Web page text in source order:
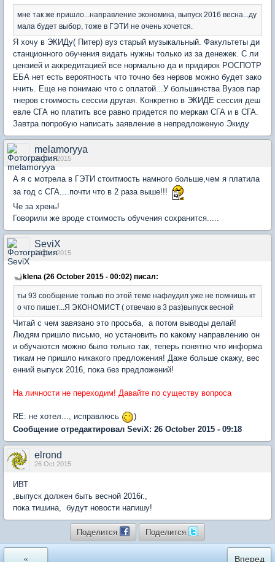
мне так же пришло...направление экономика, выпуск 2016 весна...ду
мала будет выбор, тоже в ГЭТИ не очень хочется.
Я хочу в ЭКИДу( Питер) вуз старый музыкальный. Факультеты ди
станционного обучения видать нужны только из за денежек. С ли
цензией и аккредитацией все нормально да и придирок РОСПОТР
ЕБА нет есть вероятность что точно без нервов можно будет зако
нчить. Еще не понимаю что с оплатой...У большинства Вузов пар
тнеров стоимость сессии другая. Конкретно в ЭКИДЕ сессия деш
евле СГА но платить все равно придется по меркам СГА и в СГА.
Завтра попробую написать заявление в непредложеную Экиду
melamoryya
26 Oct 2015
А я с мотрела в ГЭТИ стоитмость намного больше,чем я платила
за год с СГА....почти что в 2 раза выше!!!
Че за хрень!
Говорили же вроде стоимость обучения сохранится.....
SeviX
26 Oct 2015
klena (26 October 2015 - 00:02) писал:
ты 93 сообщение только по этой теме нафлудил уже не помнишь кт
о что пишет...Я ЭКОНОМИСТ ( отвечаю в 3 раз)выпуск весной
Читай с чем завязано это просьба, а потом выводы делай!
Людям пришло письмо, но установить по какому направлению он
и обучаются можно было только так, теперь понятно что информа
тикам не пришло никакого предложения! Даже больше скажу, вес
енний выпуск 2016, пока без предложений!
На личности не переходим! Давайте по существу вопроса
RE: не хотел..., исправлюсь
)
Сообщение отредактировал SeviX: 26 October 2015 - 09:18
elrond
26 Oct 2015
ИВТ
,выпуск должен быть весной 2016г.,
пока тишина, будут новости напишу!
Поделится Поделится
« Вперед